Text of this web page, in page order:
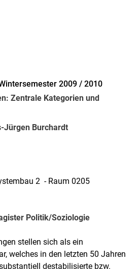
2009 / 2010
Zentrale Kategorien und
Jürgen Burchardt
2 - Raum 0205
Politik/Soziologie
stellen sich als ein
welches in den letzten 50 Jahren
destabilisierte bzw.